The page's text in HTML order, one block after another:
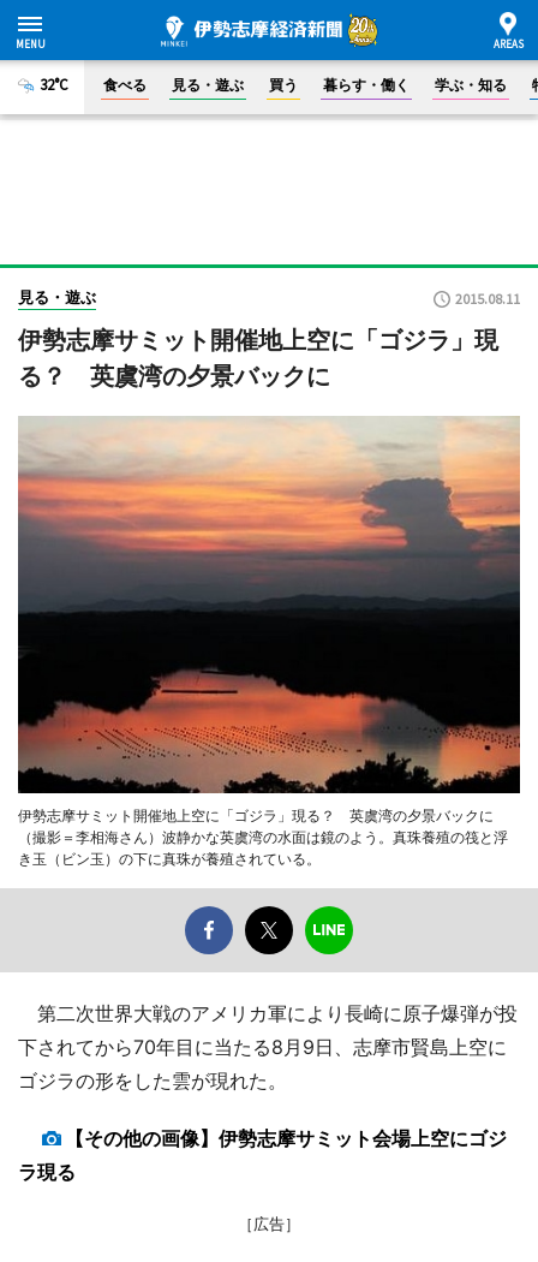
32°C 食べる 見る・遊ぶ 買う 暮らす・働く 学ぶ・知る
見る・遊ぶ 2015.08.11
伊勢志摩サミット開催地上空に「ゴジラ」現
る？ 英虞湾の夕景バックに
伊勢志摩サミット開催地上空に「ゴジラ」現る？ 英虞湾の夕景バックに
（撮影＝李相海さん）波静かな英虞湾の水面は鏡のよう。真珠養殖の筏と浮
き玉（ビン玉）の下に真珠が養殖されている。
第二次世界大戦のアメリカ軍により長崎に原子爆弾が投
下されてから70年目に当たる8月9日、志摩市賢島上空に
ゴジラの形をした雲が現れた。
【その他の画像】伊勢志摩サミット会場上空にゴジ
ラ現る
［広告］